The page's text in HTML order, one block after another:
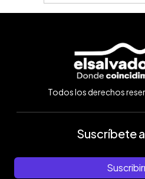
Todos los derechos
Suscríbete